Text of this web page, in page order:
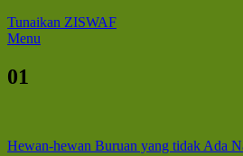
Tunaikan ZISWAF
Menu
01
Navigasi
Hewan-hewan Buruan yang tidak Ada